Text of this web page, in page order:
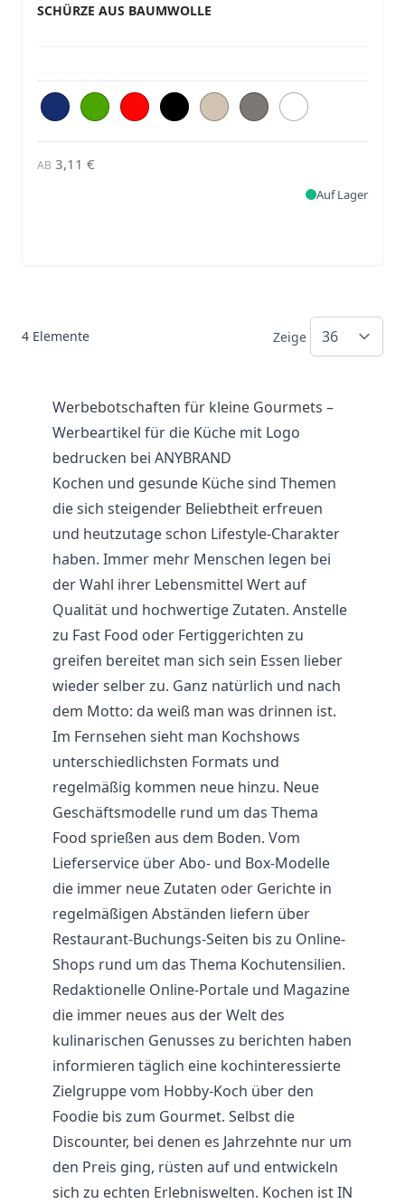
SCHÜRZE AUS BAUMWOLLE
AB 3,11 €
Auf Lager
4 Elemente Zeige
Werbebotschaften für kleine Gourmets –
Werbeartikel für die Küche mit Logo
bedrucken bei ANYBRAND
Kochen und gesunde Küche sind Themen
die sich steigender Beliebtheit erfreuen
und heutzutage schon Lifestyle-Charakter
haben. Immer mehr Menschen legen bei
der Wahl ihrer Lebensmittel Wert auf
Qualität und hochwertige Zutaten. Anstelle
zu Fast Food oder Fertiggerichten zu
greifen bereitet man sich sein Essen lieber
wieder selber zu. Ganz natürlich und nach
dem Motto: da weiß man was drinnen ist.
Im Fernsehen sieht man Kochshows
unterschiedlichsten Formats und
regelmäßig kommen neue hinzu. Neue
Geschäftsmodelle rund um das Thema
Food sprießen aus dem Boden. Vom
Lieferservice über Abo- und Box-Modelle
die immer neue Zutaten oder Gerichte in
regelmäßigen Abständen liefern über
Restaurant-Buchungs-Seiten bis zu Online-
Shops rund um das Thema Kochutensilien.
Redaktionelle Online-Portale und Magazine
die immer neues aus der Welt des
kulinarischen Genusses zu berichten haben
informieren täglich eine kochinteressierte
Zielgruppe vom Hobby-Koch über den
Foodie bis zum Gourmet. Selbst die
Discounter, bei denen es Jahrzehnte nur um
den Preis ging, rüsten auf und entwickeln
sich zu echten Erlebniswelten. Kochen ist IN